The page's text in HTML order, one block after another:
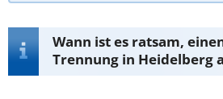
Wann ist es ratsam,
Trennung in Heidelberg